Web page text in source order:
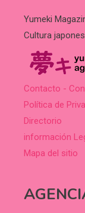
Yumeki
Cultura
Contacto -
Política de
Directorio
información
Mapa del sitio